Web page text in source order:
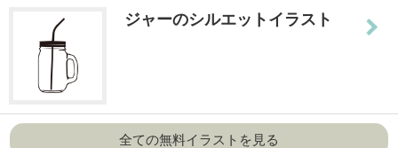
ジャーのシルエットイラスト
全ての無料イラストを見る